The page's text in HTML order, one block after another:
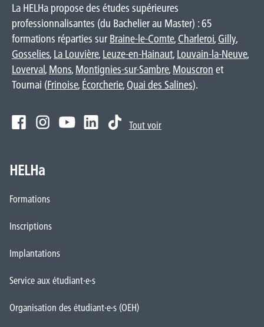
La HELHa propose des études supérieures
professionnalisantes (du Bachelier au Master) : 65
formations réparties surBraine-le-Comte, Charleroi, Gilly,
Gosselies, La Louvière, Leuze-en-Hainaut, Louvain-la-Neuve,
Loverval, Mons, Montignies-sur-Sambre, Mouscron et
Tournai (Frinoise, Écorcherie, Quai des Salines).
Tout voir
HELHa
Formations
Inscriptions
Implantations
Service aux étudiant·e·s
Organisation des étudiant·e·s (OEH)